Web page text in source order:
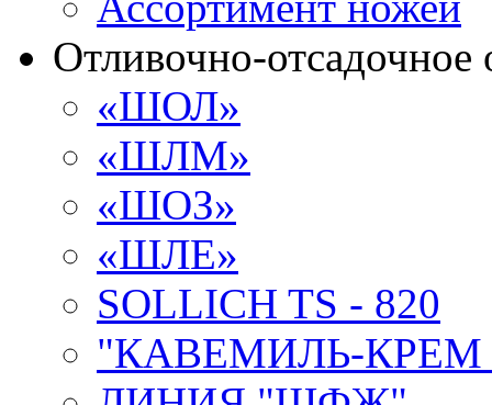
Отливочно-отсадочное
«ШОЛ»
«ШЛМ»
«ШОЗ»
«ШЛЕ»
SOLLICH TS - 820
"КАВЕМИЛЬ-КРЕМ